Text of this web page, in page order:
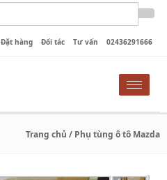
Đặt hàng Đối tác Tư vấn 02436291666
Toggle
Trang chủ / Phụ tùng ô tô Mazda